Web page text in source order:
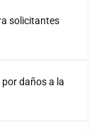
solicitantes
daños a la